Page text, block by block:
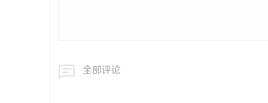
全部评论